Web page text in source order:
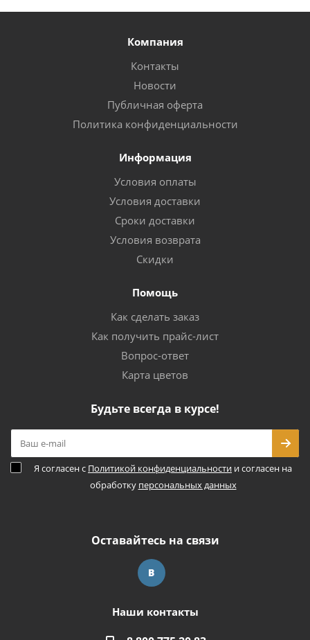
Компания
Контакты
Новости
Публичная оферта
Политика конфиденциальности
Информация
Условия оплаты
Условия доставки
Сроки доставки
Условия возврата
Скидки
Помощь
Как сделать заказ
Как получить прайс-лист
Вопрос-ответ
Карта цветов
Будьте всегда в курсе!
Я согласен с Политикой конфиденциальности и согласен на
обработку персональных данных
Оставайтесь на связи
Наши контакты